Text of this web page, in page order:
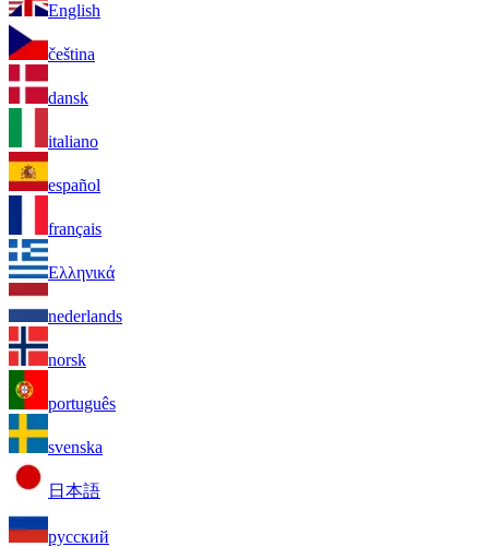
English
čeština
dansk
italiano
español
français
Ελληνικά
nederlands
norsk
português
svenska
日本語
русский